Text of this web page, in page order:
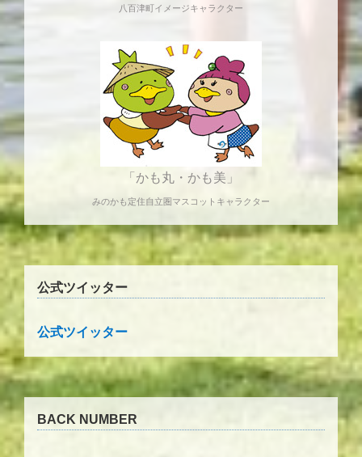
八百津町イメージキャラクター
「かも丸・かも美」
みのかも定住自立圏マスコットキャラクター
公式ツイッター
公式ツイッター
BACK NUMBER